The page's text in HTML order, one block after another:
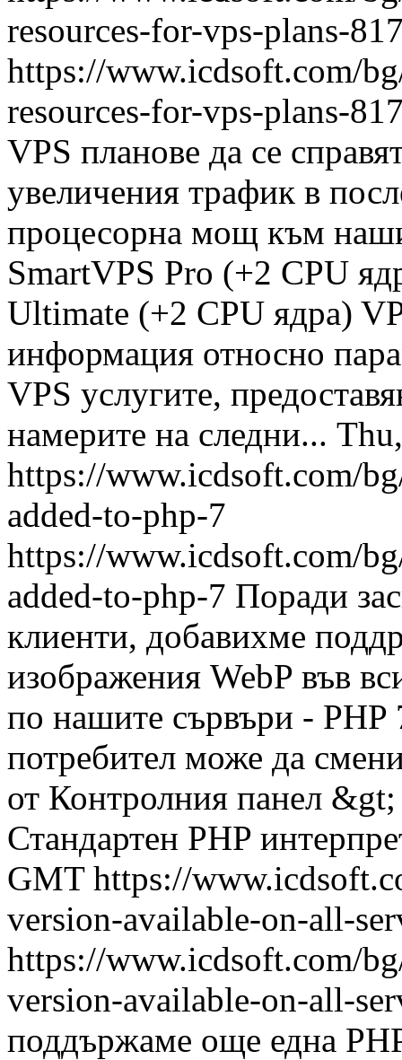
resources-for-vps-plans-
https://www.icdsoft.com/
resources-for-vps-plans-
VPS планове да се
увеличения трафик в
процесорна мощ към
SmartVPS Pro (+2 CPU
Ultimate (+2 CPU ядра)
информация относно
VPS услугите,
намерите на следни...
https://www.icdsoft.com/
added-to-php-7
https://www.icdsoft.com/
added-to-php-7 Поради
клиенти, добавихме
изображения WebP във
по нашите сървъри -
потребител може да
от Контролния панел
Стандартен PHP
GMT https://
version-available-on-all-
https://www.icdsoft.com/
version-available-on-all-
поддържаме още една